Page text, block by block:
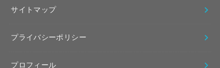
サイトマップ
プライバシーポリシー
プロフィール